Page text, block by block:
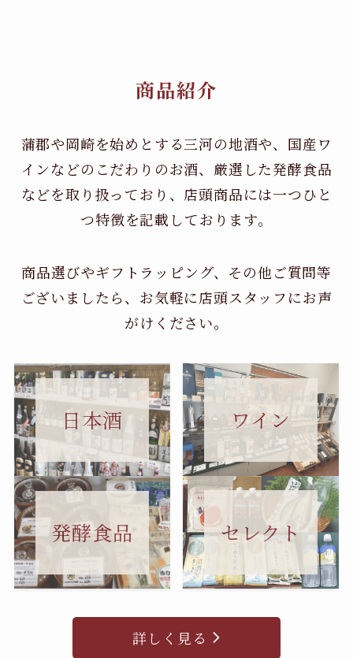
商品紹介
蒲郡や岡崎を始めとする三河の地酒や、国産ワ
インなどのこだわりのお酒、 厳選した発酵食品
などを取り扱っており、店頭商品には一つひと
つ特徴を記載しております。
商品選びやギフトラッピング、その他ご質問等
ございましたら、お気軽に店頭スタッフにお声
がけください。
日本酒 ワイン
発酵食品 セレクト
詳しく見る